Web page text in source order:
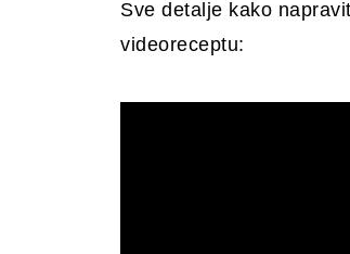
Sve detalje kako
videoreceptu: